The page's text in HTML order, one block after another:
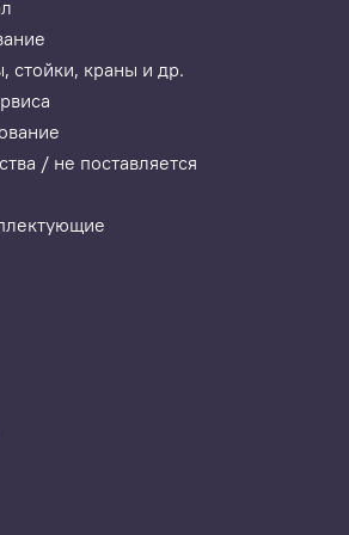
хладагента
стойки, краны и др.
/ не поставляется